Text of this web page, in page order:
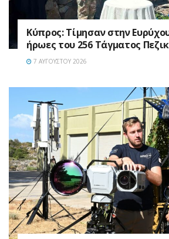
Κύπρος: Τίμησαν στην
ήρωες του 256 Τάγματος
7 ΑΥΓΟΎΣΤΟΥ 2026